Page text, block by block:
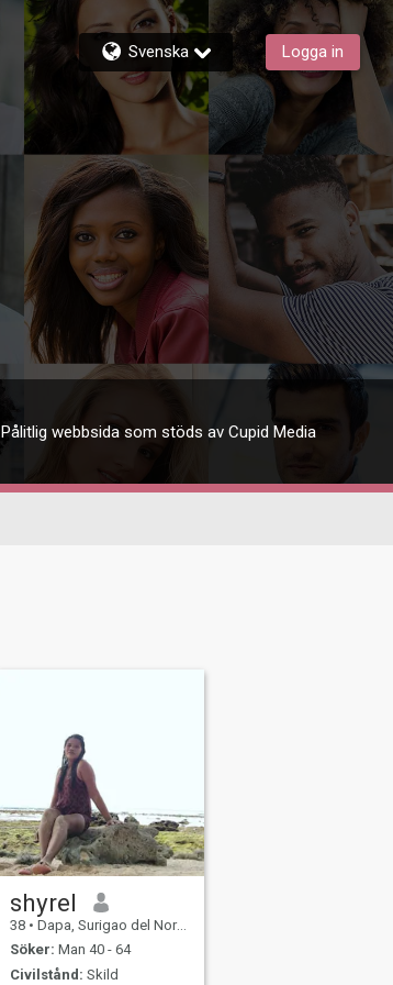
Svenska Logga in
Pålitlig webbsida som stöds av Cupid Media
shyrel
38 • Dapa, Surigao del Norte, Filippinerna
Söker: Man 40 - 64
Civilstånd: Skild